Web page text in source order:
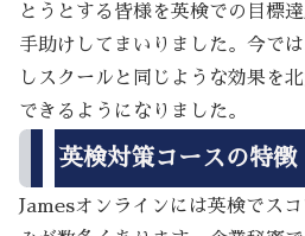
とうとする皆様を英検での目標
手助けしてまいりました。今で
しスクールと同じような効果を
できるようになりました。
英検対策コースの特徴
Jamesオンラインには英検でス